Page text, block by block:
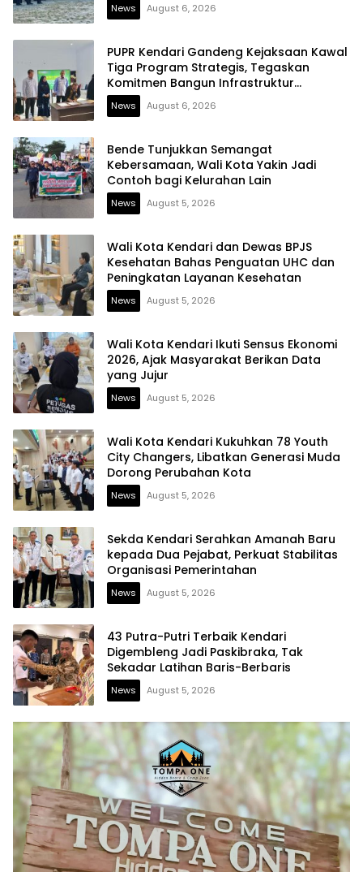
News August 6, 2026
PUPR Kendari Gandeng Kejaksaan Kawal
Tiga Program Strategis, Tegaskan
Komitmen Bangun Infrastruktur
Berintegritas
News August 6, 2026
Bende Tunjukkan Semangat
Kebersamaan, Wali Kota Yakin Jadi
Contoh bagi Kelurahan Lain
News August 5, 2026
Wali Kota Kendari dan Dewas BPJS
Kesehatan Bahas Penguatan UHC dan
Peningkatan Layanan Kesehatan
News August 5, 2026
Wali Kota Kendari Ikuti Sensus Ekonomi
2026, Ajak Masyarakat Berikan Data
yang Jujur
News August 5, 2026
Wali Kota Kendari Kukuhkan 78 Youth
City Changers, Libatkan Generasi Muda
Dorong Perubahan Kota
News August 5, 2026
Sekda Kendari Serahkan Amanah Baru
kepada Dua Pejabat, Perkuat Stabilitas
Organisasi Pemerintahan
News August 5, 2026
43 Putra-Putri Terbaik Kendari
Digembleng Jadi Paskibraka, Tak
Sekadar Latihan Baris-Berbaris
News August 5, 2026